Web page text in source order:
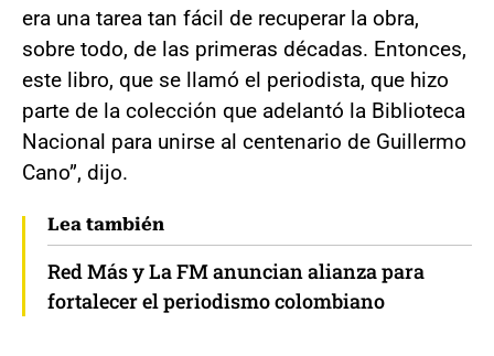
era una tarea tan fácil de recuperar la obra,
sobre todo, de las primeras décadas. Entonces,
este libro, que se llamó el periodista, que hizo
parte de la colección que adelantó la Biblioteca
Nacional para unirse al centenario de Guillermo
Cano”, dijo.
Lea también
Red Más y La FM anuncian alianza para
fortalecer el periodismo colombiano